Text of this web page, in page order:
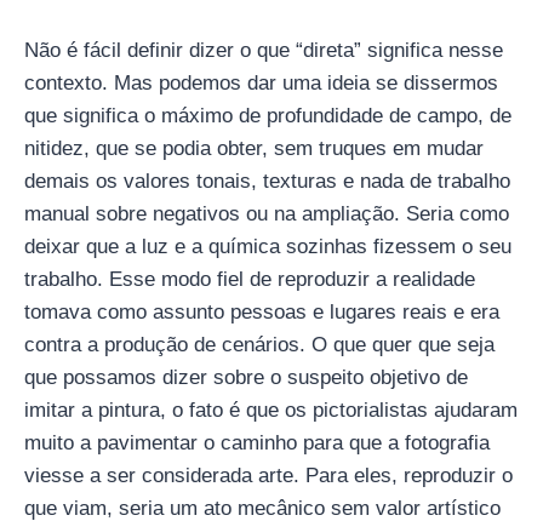
Não é fácil definir dizer o que “direta” significa nesse
contexto. Mas podemos dar uma ideia se dissermos
que significa o máximo de profundidade de campo, de
nitidez, que se podia obter, sem truques em mudar
demais os valores tonais, texturas e nada de trabalho
manual sobre negativos ou na ampliação. Seria como
deixar que a luz e a química sozinhas fizessem o seu
trabalho. Esse modo fiel de reproduzir a realidade
tomava como assunto pessoas e lugares reais e era
contra a produção de cenários. O que quer que seja
que possamos dizer sobre o suspeito objetivo de
imitar a pintura, o fato é que os pictorialistas ajudaram
muito a pavimentar o caminho para que a fotografia
viesse a ser considerada arte. Para eles, reproduzir o
que viam, seria um ato mecânico sem valor artístico